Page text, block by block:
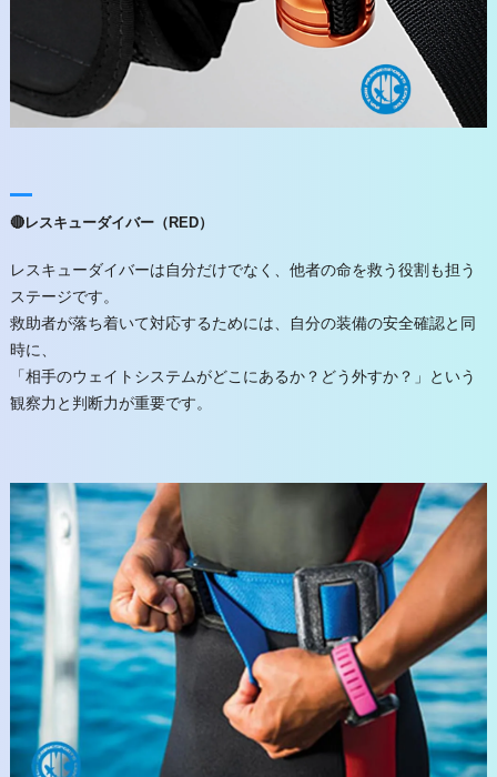
🔴レスキューダイバー（RED）
レスキューダイバーは自分だけでなく、他者の命を救う役割も担う
ステージです。
救助者が落ち着いて対応するためには、自分の装備の安全確認と同
時に、
「相手のウェイトシステムがどこにあるか？どう外すか？」という
観察力と判断力が重要です。